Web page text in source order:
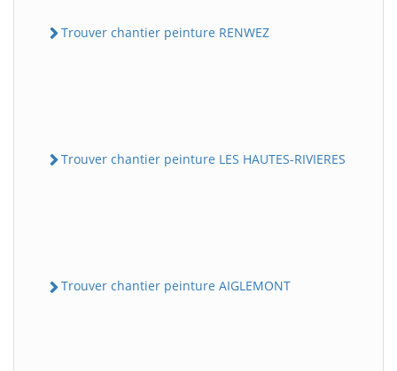
Trouver chantier peinture RENWEZ
Trouver chantier peinture LES HAUTES-RIVIERES
Trouver chantier peinture AIGLEMONT